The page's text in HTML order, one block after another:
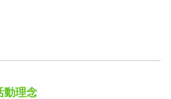
動理念